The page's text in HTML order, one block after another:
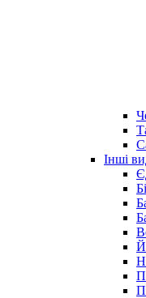
Інші